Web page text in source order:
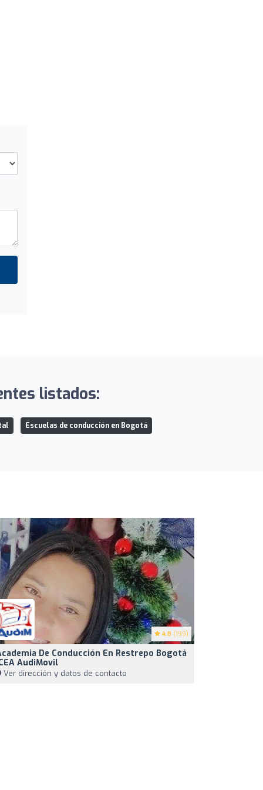
listados:
Escuelas de conducción en Bogotá
4.8 (199)
De Conducción En Restrepo Bogotá
AudiMovil
Ver dirección y datos de contacto